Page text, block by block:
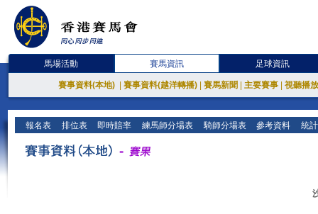
馬場活動 賽馬資訊 足球資訊
賽事資料(本地) 賽事資料(越洋轉播) 賽馬新聞 主要賽事 視聽播
報名表 排位表 即時賠率 練馬師分場表 騎師分場表 參考資料 統